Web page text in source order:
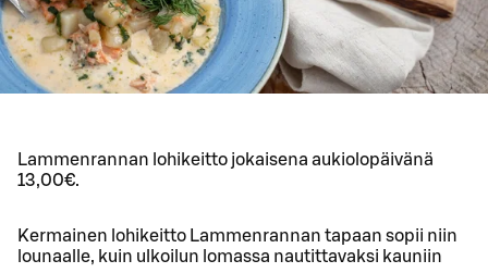
Lammenrannan lohikeitto jokaisena aukiolopäivänä
13,00€.
Kermainen lohikeitto Lammenrannan tapaan sopii niin
lounaalle, kuin ulkoilun lomassa nautittavaksi kauniin